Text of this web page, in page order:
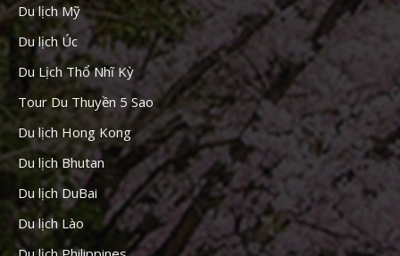
Du lịch Mỹ
Du lịch Úc
Du Lịch Thổ Nhĩ Kỳ
Tour Du Thuyền 5 Sao
Du lịch Hong Kong
Du lịch Bhutan
Du lịch DuBai
Du lịch Lào